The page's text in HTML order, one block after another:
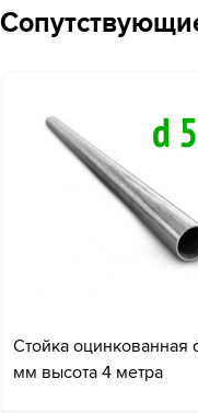
Стойка оцинкованная
мм высота 4 метра